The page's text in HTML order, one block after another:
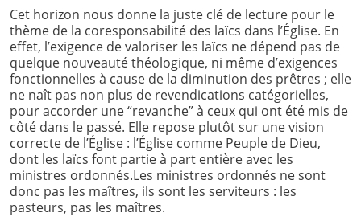
Cet horizon nous donne la juste clé de lecture pour le
thème de la coresponsabilité des laïcs dans l’Église. En
effet, l’exigence de valoriser les laïcs ne dépend pas de
quelque nouveauté théologique, ni même d’exigences
fonctionnelles à cause de la diminution des prêtres ; elle
ne naît pas non plus de revendications catégorielles,
pour accorder une “revanche” à ceux qui ont été mis de
côté dans le passé. Elle repose plutôt sur une vision
correcte de l’Église : l’Église comme Peuple de Dieu,
dont les laïcs font partie à part entière avec les
ministres ordonnés.Les ministres ordonnés ne sont
donc pas les maîtres, ils sont les serviteurs : les
pasteurs, pas les maîtres.